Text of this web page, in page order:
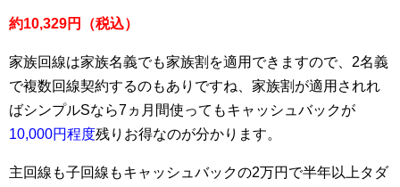
約10,329円（税込）
家族回線は家族名義でも家族割を適用できますので、2名義
で複数回線契約するのもありですね、家族割が適用されれ
ばシンプルSなら7ヵ月間使ってもキャッシュバックが
10,000円程度残りお得なのが分かります。
主回線も子回線もキャッシュバックの2万円で半年以上タダ